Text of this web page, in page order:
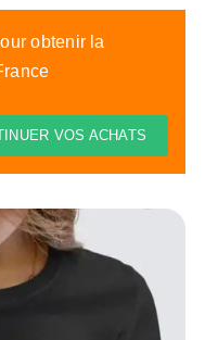
obtenir la
VOS ACHATS